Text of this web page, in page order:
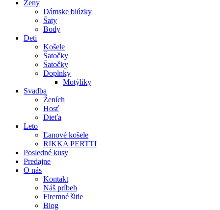
Ženy
Dámske blúzky
Šaty
Body
Deti
Košele
Šatočky
Šatočky
Doplnky
Motýliky
Svadba
Ženích
Hosť
Dieťa
Leto
Ľanové košele
RIKKA PERTTI
Posledné kusy
Predajne
O nás
Kontakt
Náš príbeh
Firemné šitie
Blog